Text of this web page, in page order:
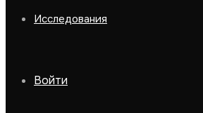
Исследования
Войти